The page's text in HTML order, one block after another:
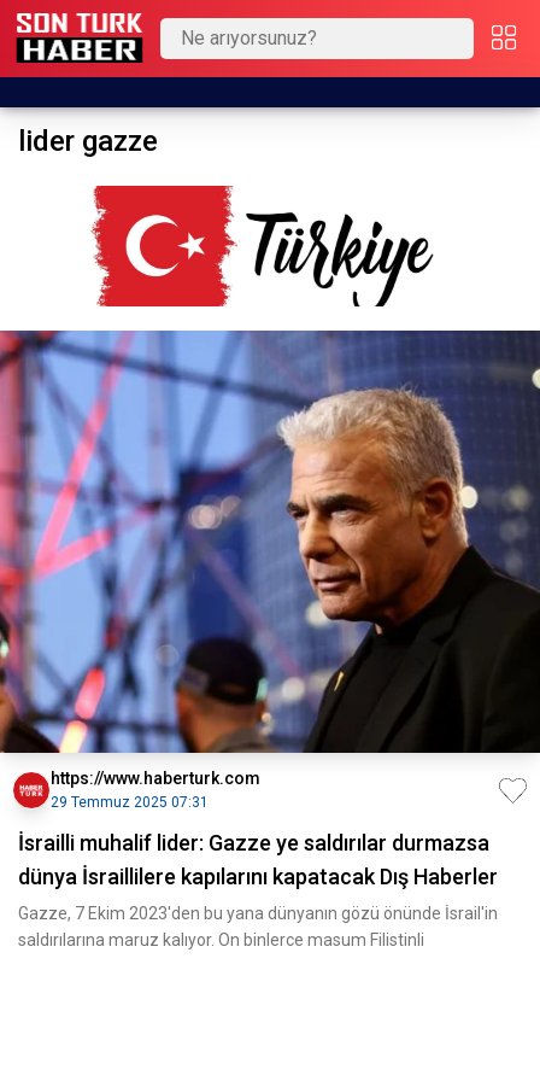
lider gazze
https://www.haberturk.com
29 Temmuz 2025 07:31
İsrailli muhalif lider: Gazze ye saldırılar durmazsa
dünya İsraillilere kapılarını kapatacak Dış Haberler
Gazze, 7 Ekim 2023'den bu yana dünyanın gözü önünde İsrail'in
saldırılarına maruz kalıyor. On binlerce masum Filistinli